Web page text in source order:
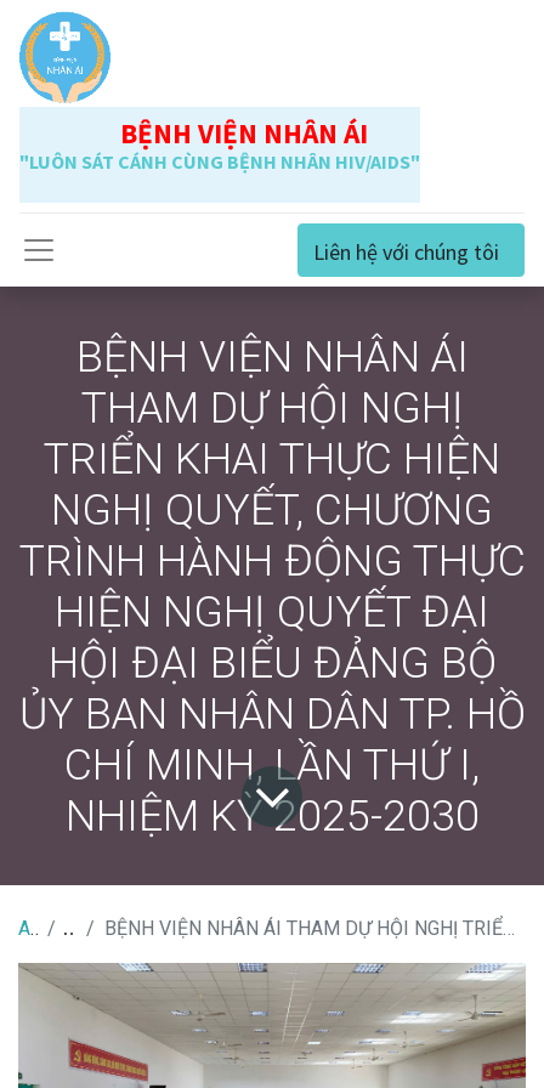
BỆNH VIỆN NHÂN ÁI
"LUÔN SÁT CÁNH CÙNG BỆNH NHÂN HIV/AIDS"
Liên hệ với chúng tôi
BỆNH VIỆN NHÂN ÁI
THAM DỰ HỘI NGHỊ
TRIỂN KHAI THỰC HIỆN
NGHỊ QUYẾT, CHƯƠNG
TRÌNH HÀNH ĐỘNG THỰC
HIỆN NGHỊ QUYẾT ĐẠI
HỘI ĐẠI BIỂU ĐẢNG BỘ
ỦY BAN NHÂN DÂN TP. HỒ
CHÍ MINH, LẦN THỨ I,
NHIỆM KỲ 2025-2030
All Tin Tức Tin bệnh viện
BỆNH VIỆN NHÂN ÁI THAM DỰ HỘI NGHỊ TRIỂN KHAI THỰC HIỆN NGHỊ QUYẾT, CHƯƠNG TRÌNH HÀNH ĐỘNG THỰC HIỆN NGHỊ QUYẾT ĐẠI HỘI ĐẠI BIỂU ĐẢNG BỘ ỦY BAN NHÂN DÂN TP. HỒ CHÍ MINH, LẦN THỨ I, NHIỆM KỲ 2025-2030